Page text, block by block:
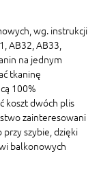
wg. instrukcji
AB32, AB33,
na jednym
tkaninę
100%
koszt dwóch plis
zainteresowani
szybie, dzięki
balkonowych